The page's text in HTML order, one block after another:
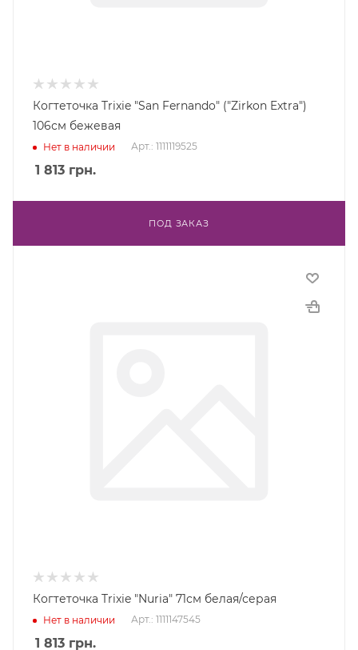
Когтеточка Trixie "San Fernando" ("Zirkon Extra")
106см бежевая
Нет в наличии Арт.: 1111119525
1 813 грн.
ПОД ЗАКАЗ
Когтеточка Trixie "Nuria" 71см белая/серая
Нет в наличии Арт.: 1111147545
1 813 грн.